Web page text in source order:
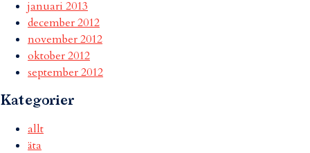
januari 2013
december 2012
november 2012
oktober 2012
september 2012
Kategorier
allt
äta